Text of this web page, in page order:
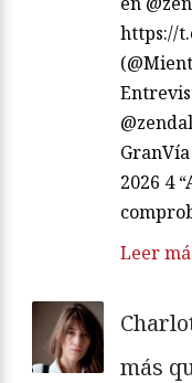
https://
2026 4
Leer
más